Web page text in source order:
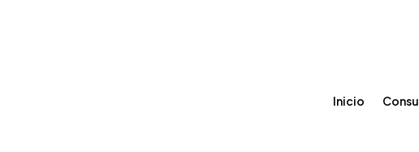
Inicio